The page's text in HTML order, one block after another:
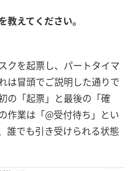
えてください。
クを起票し、パートタイマ
は冒頭でご説明した通りで
の「起票」と最後の「確
作業は「@受付待ち」とい
誰でも引き受けられる状態